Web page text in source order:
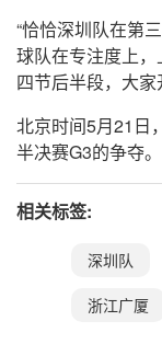
“恰恰深圳队在第
球队在专注度上
四节后半段，大
北京时间5月21日
半决赛G3的争夺。
相关标签:
深圳队
浙江广厦